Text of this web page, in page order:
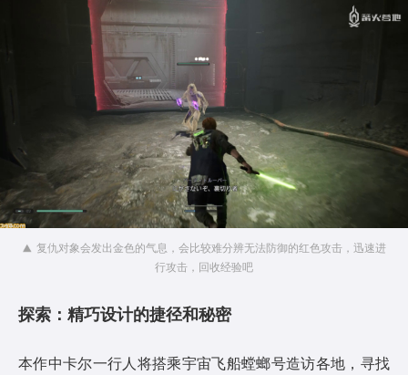
复仇对象会发出金色的气息，会比较难分辨无法防御的红色攻击，迅速进
行攻击，回收经验吧
探索：精巧设计的捷径和秘密
本作中卡尔一行人将搭乘宇宙飞船螳螂号造访各地，寻找